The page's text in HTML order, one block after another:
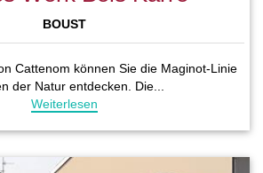
BOUST
Cattenom können Sie die Maginot-Linie
der Natur entdecken. Die...
Weiterlesen